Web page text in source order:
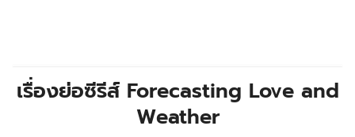
เรื่องย่อซีรีส์ Forecasting Love and
Weather